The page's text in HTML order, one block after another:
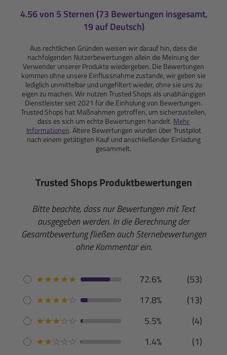
4.56 von 5 Sternen (73 Bewertungen insgesamt,
19 auf Deutsch)
Aus rechtlichen Gründen weisen wir darauf hin, dass die
nachfolgenden Nutzerbewertungen allein die Meinung der
Verwender unserer Produkte wiedergeben. Die Bewertungen
kommen ohne unsere Einflussnahme zustande, wir geben sie
lediglich unmittelbar und ungefiltert wieder, ohne sie uns zu
eigen zu machen. Wir nutzen Trusted Shops als unabhängigen
Dienstleister seit 2021 für die Einholung von Bewertungen.
Trusted Shops hat Maßnahmen getroffen, um sicherzustellen,
dass es sich um echte Bewertungen handelt. Mehr
Informationen. Ältere Bewertungen wurden über Trustpilot
nach einem getätigten Kauf und anschließender Einladung
gesammelt.
Trusted Shops Produktbewertungen
Bitte beachte, dass nur Bewertungen mit Text
ausgegeben werden. In die Berechnung der
Gesamtbewertung fließen auch Sternebewertungen
ohne Kommentar ein.
★★★★★ 72.6%
(53)
★★★★☆ 17.8%
(13)
★★★☆☆ 5.5%
(4)
★★☆☆☆ 1.4%
(1)